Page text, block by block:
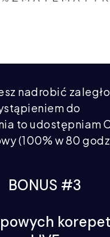
nadrobić
do
to udostępniam
(100% w 80
BONUS #3